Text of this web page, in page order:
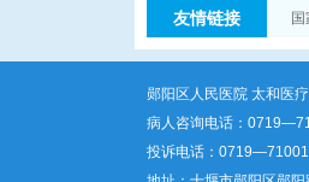
友情链接
郧阳区人民医院 太和医
病人咨询电话：
投诉电话：